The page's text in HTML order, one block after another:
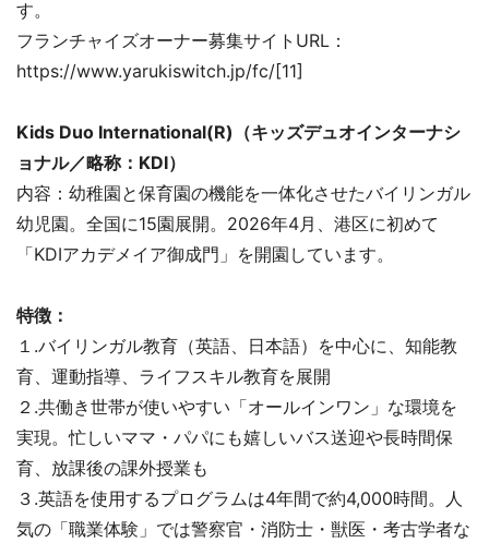
す。
フランチャイズオーナー募集サイトURL：
https://www.yarukiswitch.jp/fc/[11]
Kids Duo International(R)（キッズデュオインターナシ
ョナル／略称：KDI）
内容：幼稚園と保育園の機能を一体化させたバイリンガル
幼児園。全国に15園展開。2026年4月、港区に初めて
「KDIアカデメイア御成門」を開園しています。
特徴：
１.バイリンガル教育（英語、日本語）を中心に、知能教
育、運動指導、ライフスキル教育を展開
２.共働き世帯が使いやすい「オールインワン」な環境を
実現。忙しいママ・パパにも嬉しいバス送迎や長時間保
育、放課後の課外授業も
３.英語を使用するプログラムは4年間で約4,000時間。人
気の「職業体験」では警察官・消防士・獣医・考古学者な